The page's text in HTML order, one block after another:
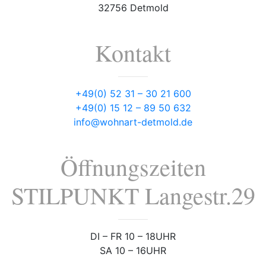
32756 Detmold
Kontakt
+49(0) 52 31 – 30 21 600
+49(0) 15 12 – 89 50 632
info@wohnart-detmold.de
Öffnungszeiten
STILPUNKT Langestr.29
DI – FR 10 – 18UHR
SA 10 – 16UHR